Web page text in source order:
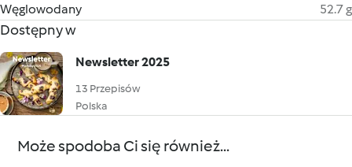
Węglowodany
52.7 g
Dostępny w
Newsletter 2025
13 Przepisów
Polska
Może spodoba Ci się również...